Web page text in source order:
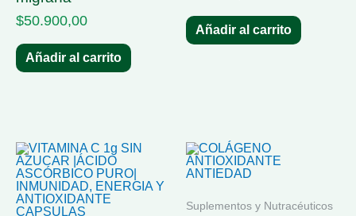
$50.900,00
Añadir al carrito
Añadir al carrito
Suplementos y Nutracéuticos